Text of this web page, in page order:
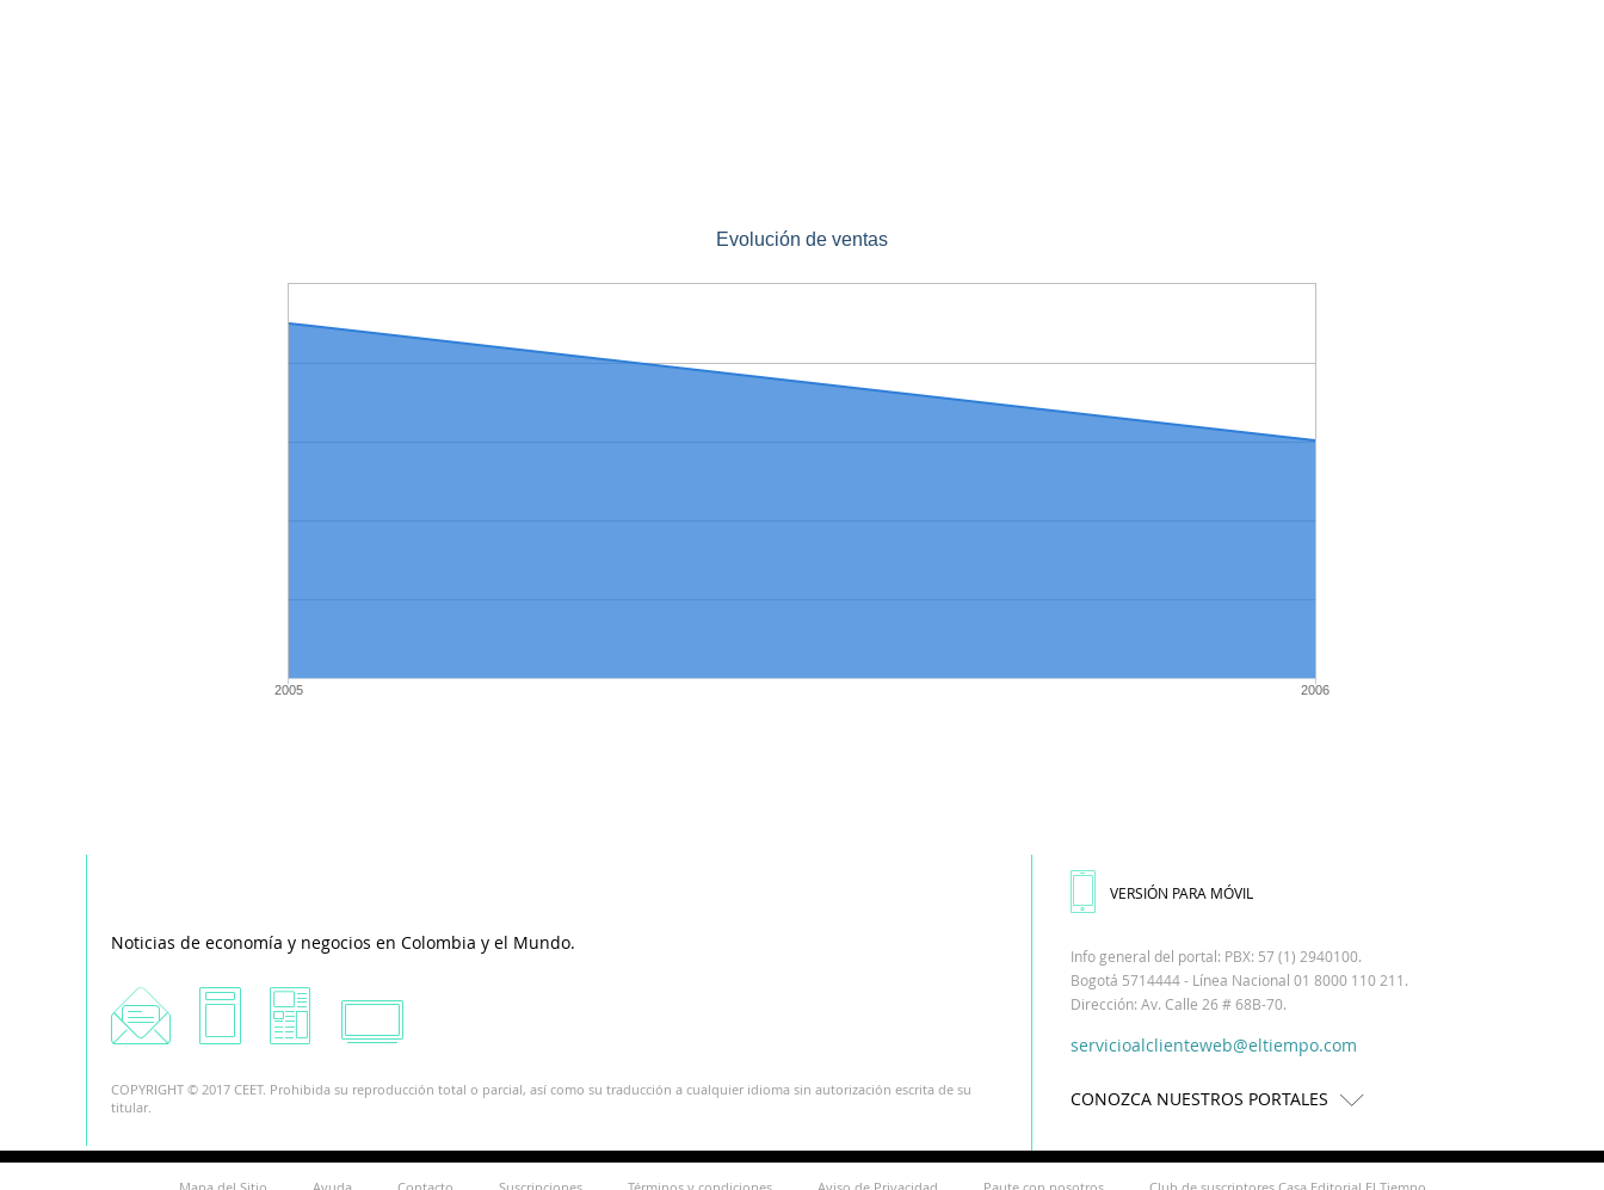
Evolución de ventas
2005 2006
Noticias de economía y negocios en Colombia y el Mundo.
COPYRIGHT © 2017 CEET. Prohibida su reproducción total o parcial, así como su traducción a cualquier idioma sin autorización escrita de su
titular.
VERSIÓN PARA MÓVIL
Info general del portal: PBX: 57 (1) 2940100.
Bogotá 5714444 - Línea Nacional 01 8000 110 211.
Dirección: Av. Calle 26 # 68B-70.
servicioalclienteweb@eltiempo.com
CONOZCA NUESTROS PORTALES